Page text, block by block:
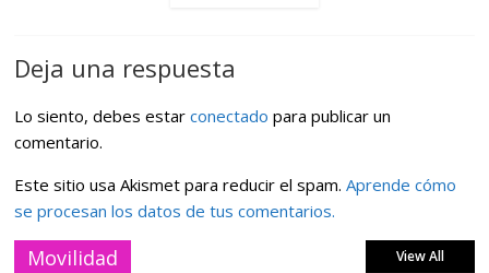
Deja una respuesta
Lo siento, debes estarconectado para publicar un
comentario.
Este sitio usa Akismet para reducir el spam.Aprende cómo
se procesan los datos de tus comentarios.
Movilidad View All